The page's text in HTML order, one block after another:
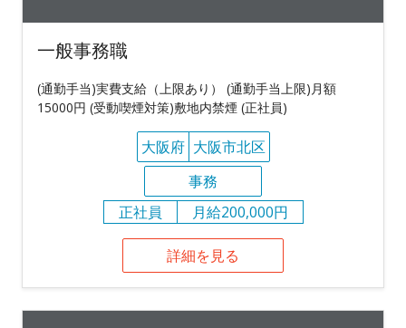
一般事務職
(通勤手当)実費支給（上限あり） (通勤手当上限)月額
15000円 (受動喫煙対策)敷地内禁煙 (正社員)
大阪府 大阪市北区
事務
正社員
月給200,000円
詳細を見る